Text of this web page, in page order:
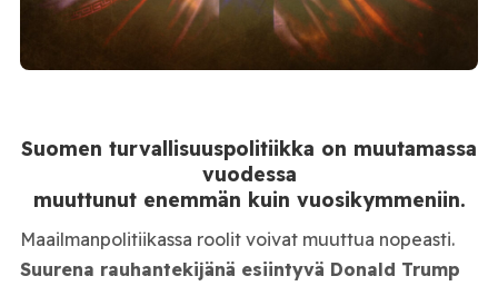
Suomen turvallisuuspolitiikka on muutamassa
vuodessa
muuttunut enemmän kuin vuosikymmeniin.
Maailmanpolitiikassa roolit voivat muuttua nopeasti.
Suurena rauhantekijänä esiintyvä Donald Trump